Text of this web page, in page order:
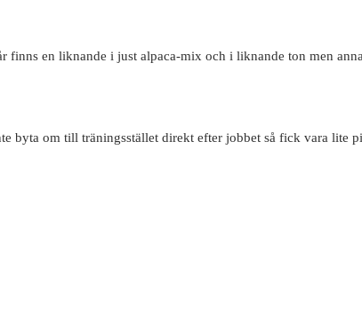
finns en liknande i just alpaca-mix och i liknande ton men
byta om till träningsstället direkt efter jobbet så fick vara lite